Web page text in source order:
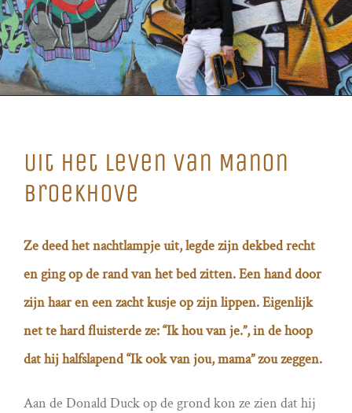
Uit het leven van Manon
Broekhove
Ze deed het nachtlampje uit, legde zijn dekbed recht
en ging op de rand van het bed zitten. Een hand door
zijn haar en een zacht kusje op zijn lippen. Eigenlijk
net te hard fluisterde ze: “Ik hou van je.”, in de hoop
dat hij halfslapend “Ik ook van jou, mama” zou zeggen.
Aan de Donald Duck op de grond kon ze zien dat hij